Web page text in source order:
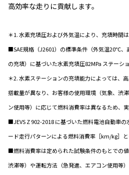
高効率な走りに貢献します。
＊1. 水素充填圧および外気温により、充填時間は
■SAE規格（J2601）の標準条件（外気温20℃、
の充填）に基づいた水素充填圧82MPa ステーシ
＊2. 水素ステーションの充填能力によっては、
搭載量が異なり、お客様の使用環境（気象、渋
ン使用等）に応じて燃料消費率は異なるため、
■JEVS Z 902-2018 に基づいた燃料電池自動車
ード走行パターンによる燃料消費率［km/kg］
■燃料消費率は定められた試験条件のもとでの値
渋滞等）や運転方法（急発進、エアコン使用等